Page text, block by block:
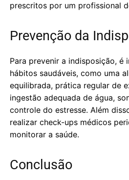
prescritos por um profissional
Prevenção da
Para prevenir a indisposição, é
hábitos saudáveis, como uma
equilibrada, prática regular de
ingestão adequada de água,
controle do estresse. Além
realizar check-ups médicos
monitorar a saúde.
Conclusão